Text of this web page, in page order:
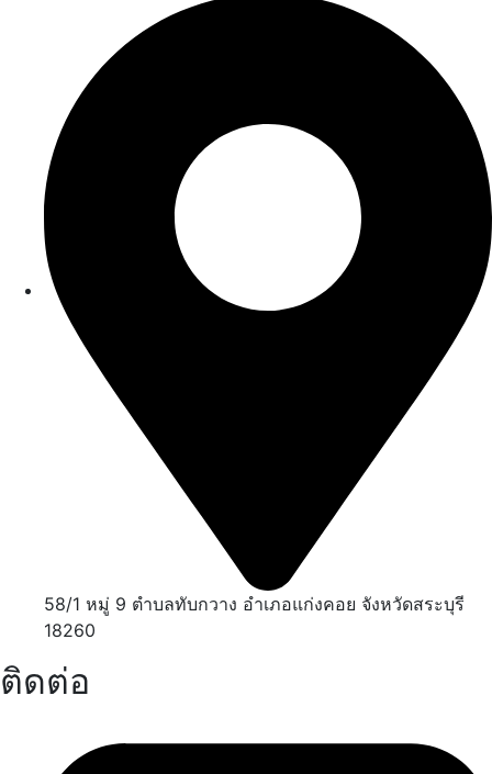
58/1 หมู่ 9 ตำบลทับกวาง อำเภอแก่งคอย จังหวัดสระบุรี
18260
ติดต่อ